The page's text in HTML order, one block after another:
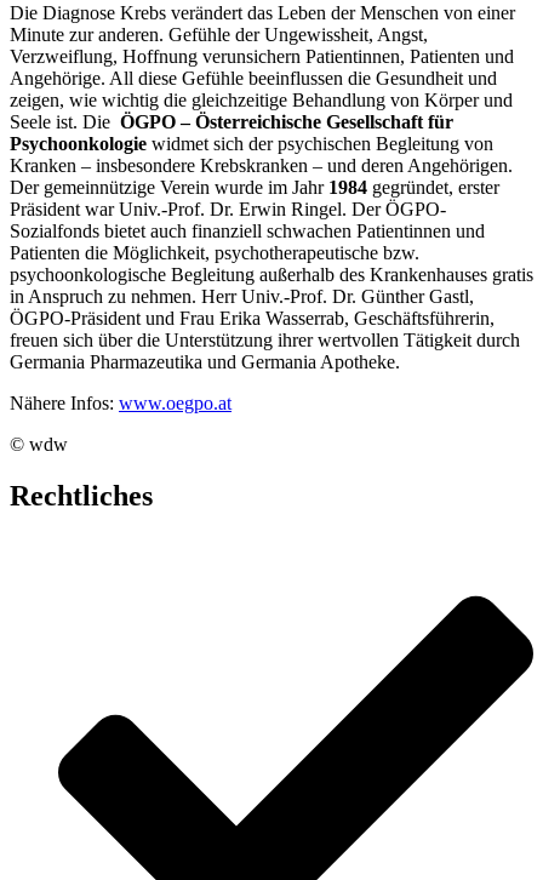
Die Diagnose Krebs verändert das Leben der Menschen von einer
Minute zur anderen. Gefühle der Ungewissheit, Angst,
Verzweiflung, Hoffnung verunsichern Patientinnen, Patienten und
Angehörige. All diese Gefühle beeinflussen die Gesundheit und
zeigen, wie wichtig die gleichzeitige Behandlung von Körper und
Seele ist. Die ÖGPO– Österreichische Gesellschaft für
Psychoonkologie widmet sich der psychischen Begleitung von
Kranken – insbesondere Krebskranken – und deren Angehörigen.
Der gemeinnützige Verein wurde im Jahr 1984 gegründet, erster
Präsident war Univ.-Prof. Dr. Erwin Ringel. Der ÖGPO-
Sozialfonds bietet auch finanziell schwachen Patientinnen und
Patienten die Möglichkeit, psychotherapeutische bzw.
psychoonkologische Begleitung außerhalb des Krankenhauses gratis
in Anspruch zu nehmen. Herr Univ.-Prof. Dr. Günther Gastl,
ÖGPO-Präsident und Frau Erika Wasserrab, Geschäftsführerin,
freuen sich über die Unterstützung ihrer wertvollen Tätigkeit durch
Germania Pharmazeutika und Germania Apotheke.
Nähere Infos: www.oegpo.at
© wdw
Rechtliches